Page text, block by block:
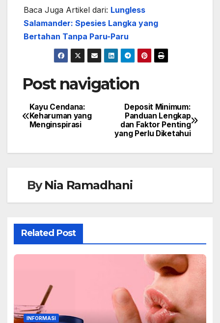
Baca Juga Artikel dari: Lungless
Salamander: Spesies Langka yang
Bertahan Tanpa Paru-Paru
Post navigation
Deposit Minimum:
Panduan Lengkap
dan Faktor Penting
yang Perlu Diketahui
Kayu Cendana:
Keharuman yang
Menginspirasi
ByNia Ramadhani
Related Post
INFORMASI